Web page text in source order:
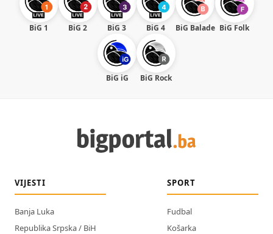
BiG 1 BiG 2 BiG 3 BiG 4 BiG Balade BiG Folk
BiG iG BiG Rock
VIJESTI
Banja Luka
Republika Srpska / BiH
SPORT
Fudbal
Košarka